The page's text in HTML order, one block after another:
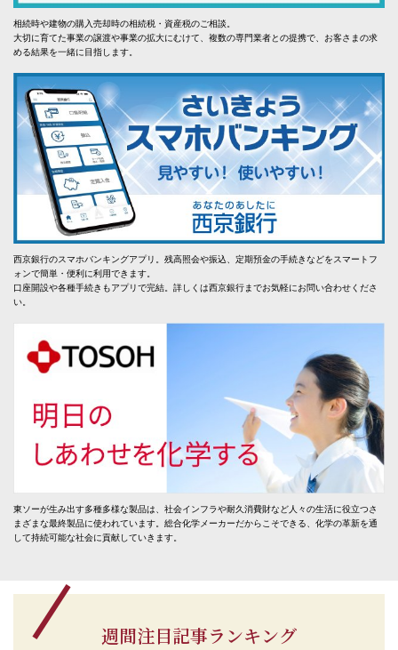
相続時や建物の購入売却時の相続税・資産税のご相談。
大切に育てた事業の譲渡や事業の拡大にむけて、複数の専門業者との提携で、お客さまの求
める結果を一緒に目指します。
西京銀行のスマホバンキングアプリ。残高照会や振込、定期預金の手続きなどをスマートフ
ォンで簡単・便利に利用できます。
口座開設や各種手続きもアプリで完結。詳しくは西京銀行までお気軽にお問い合わせくださ
い。
東ソーが生み出す多種多様な製品は、社会インフラや耐久消費財など人々の生活に役立つさ
まざまな最終製品に使われています。総合化学メーカーだからこそできる、化学の革新を通
して持続可能な社会に貢献していきます。
週間注目記事ランキング